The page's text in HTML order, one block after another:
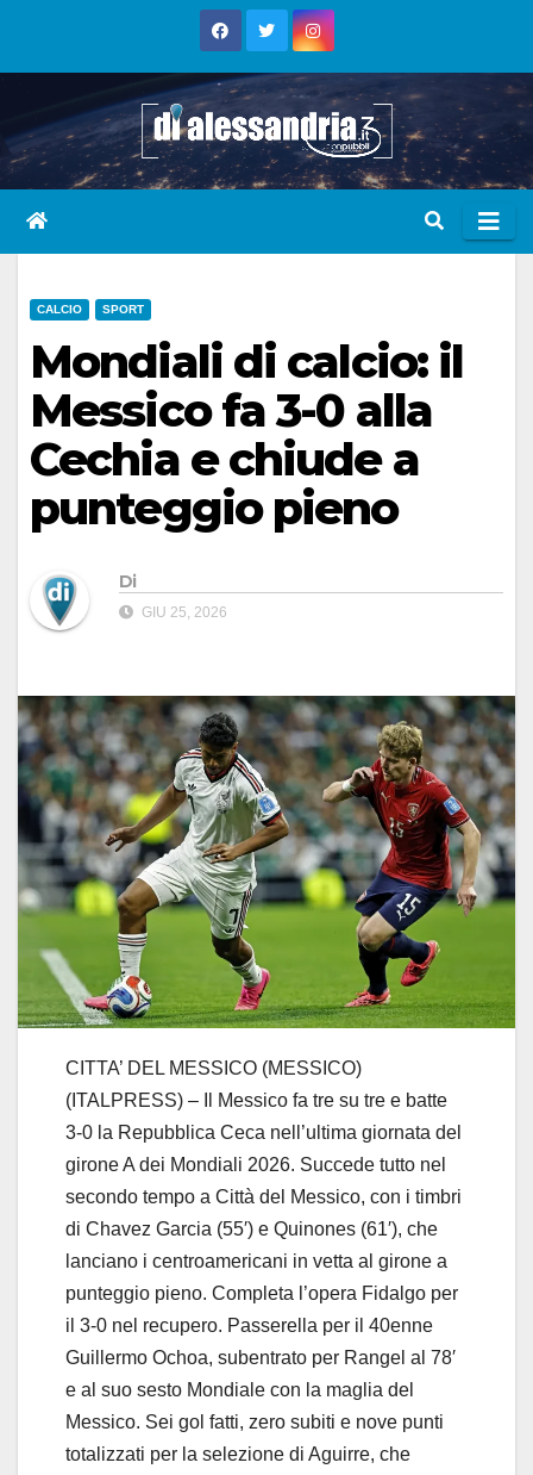
CALCIO SPORT
Mondiali di calcio: il
Messico fa 3-0 alla
Cechia e chiude a
punteggio pieno
Di
GIU 25, 2026
CITTA’ DEL MESSICO (MESSICO)
(ITALPRESS) – Il Messico fa tre su tre e batte
3-0 la Repubblica Ceca nell’ultima giornata del
girone A dei Mondiali 2026. Succede tutto nel
secondo tempo a Città del Messico, con i timbri
di Chavez Garcia (55′) e Quinones (61′), che
lanciano i centroamericani in vetta al girone a
punteggio pieno. Completa l’opera Fidalgo per
il 3-0 nel recupero. Passerella per il 40enne
Guillermo Ochoa, subentrato per Rangel al 78′
e al suo sesto Mondiale con la maglia del
Messico. Sei gol fatti, zero subiti e nove punti
totalizzati per la selezione di Aguirre, che